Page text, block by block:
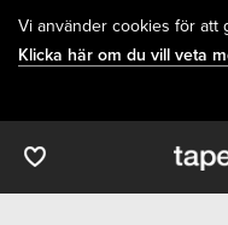
Vi använder cookies för att
Klicka här om du vill veta